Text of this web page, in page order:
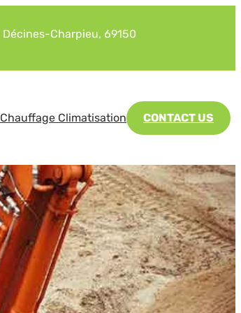
Décines-Charpieu, 69150
Chauffage Climatisation CONTACT US